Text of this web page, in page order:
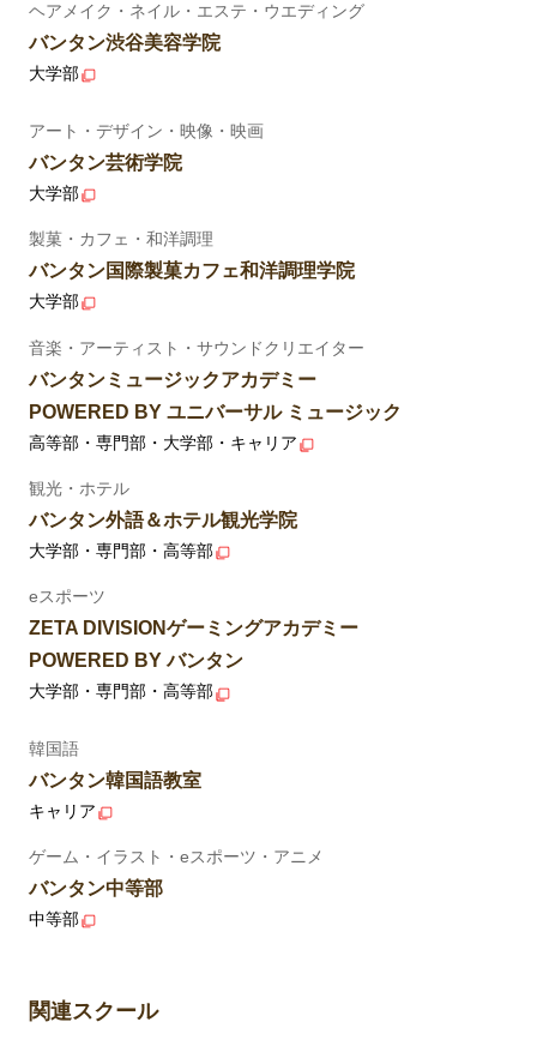
ヘアメイク・ネイル・エステ・ウエディング
バンタン渋谷美容学院
大学部
アート・デザイン・映像・映画
バンタン芸術学院
大学部
製菓・カフェ・和洋調理
バンタン国際製菓カフェ和洋調理学院
大学部
音楽・アーティスト・サウンドクリエイター
バンタンミュージックアカデミー
POWERED BY ユニバーサル ミュージック
高等部・専門部・大学部・キャリア
観光・ホテル
バンタン外語＆ホテル観光学院
大学部・専門部・高等部
eスポーツ
ZETA DIVISIONゲーミングアカデミー
POWERED BY バンタン
大学部・専門部・高等部
韓国語
バンタン韓国語教室
キャリア
ゲーム・イラスト・eスポーツ・アニメ
バンタン中等部
中等部
関連スクール